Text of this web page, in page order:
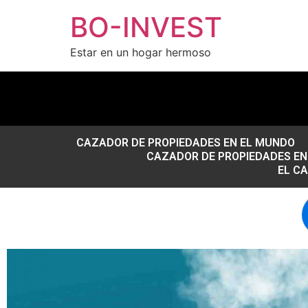
BO-INVEST
Estar en un hogar hermoso
CAZADOR DE PROPIEDADES EN EL MUNDO
CAZADOR DE PROPIEDADES
EL